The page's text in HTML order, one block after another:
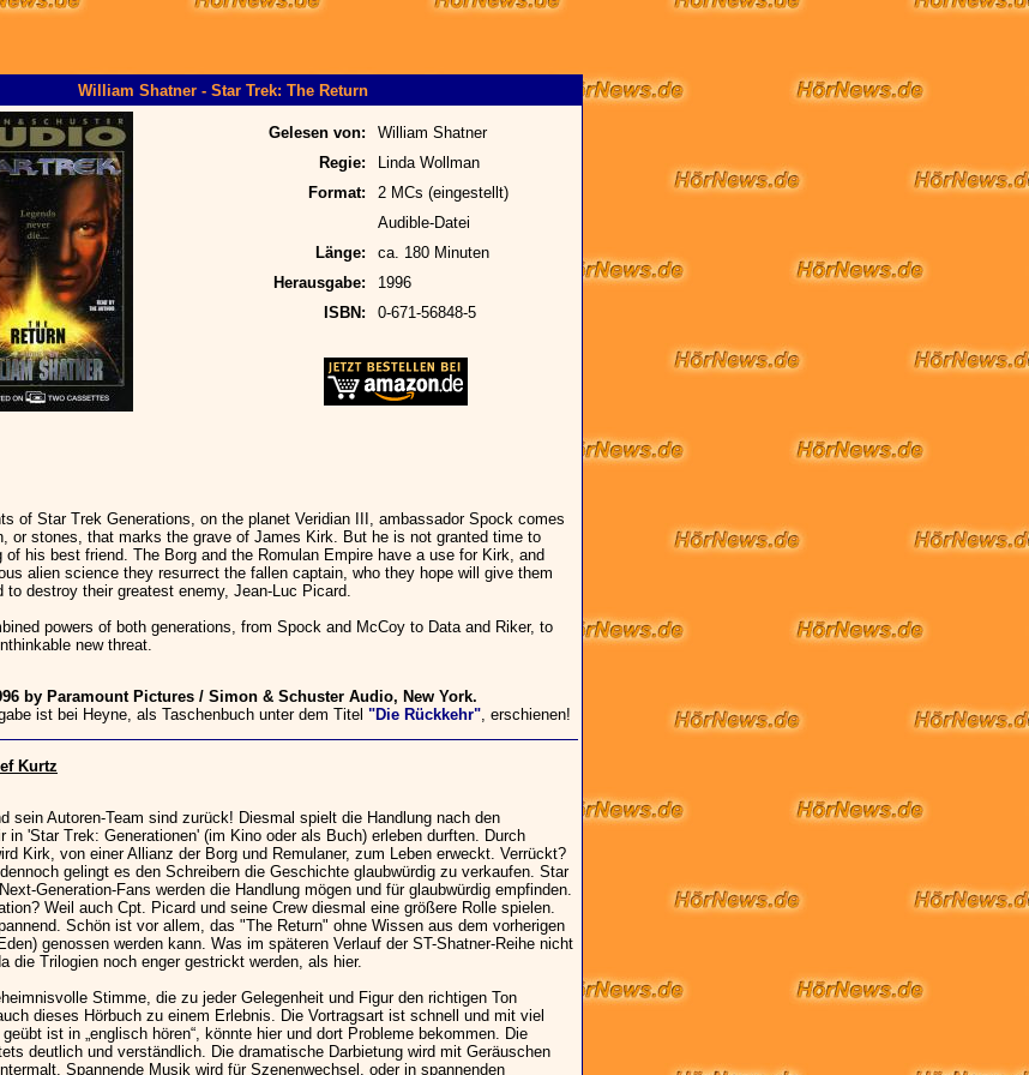
William Shatner - Star Trek: The Return
Gelesen von:
William Shatner
Regie:
Linda Wollman
Format:
2 MCs (eingestellt)
Audible-Datei
Länge:
ca. 180 Minuten
Herausgabe:
1996
ISBN:
0-671-56848-5
of Star Trek Generations, on the planet Veridian III, ambassador Spock comes
or stones, that marks the grave of James Kirk. But he is not granted time to
of his best friend. The Borg and the Romulan Empire have a use for Kirk, and
alien science they resurrect the fallen captain, who they hope will give them
to destroy their greatest enemy, Jean-Luc Picard.
powers of both generations, from Spock and McCoy to Data and Riker, to
new threat.
by Paramount Pictures / Simon & Schuster Audio, New York.
ist bei Heyne, als Taschenbuch unter dem Titel "Die Rückkehr" , erschienen!
Kurtz
sein Autoren-Team sind zurück! Diesmal spielt die Handlung nach den
in 'Star Trek: Generationen' (im Kino oder als Buch) erleben durften. Durch
Kirk, von einer Allianz der Borg und Remulaner, zum Leben erweckt. Verrückt?
gelingt es den Schreibern die Geschichte glaubwürdig zu verkaufen. Star
Generation-Fans werden die Handlung mögen und für glaubwürdig empfinden.
Weil auch Cpt. Picard und seine Crew diesmal eine größere Rolle spielen.
Schön ist vor allem, das "The Return" ohne Wissen aus dem vorherigen
genossen werden kann. Was im späteren Verlauf der ST-Shatner-Reihe nicht
die Trilogien noch enger gestrickt werden, als hier.
Stimme, die zu jeder Gelegenheit und Figur den richtigen Ton
dieses Hörbuch zu einem Erlebnis. Die Vortragsart ist schnell und mit viel
ist in „englisch hören“, könnte hier und dort Probleme bekommen. Die
deutlich und verständlich. Die dramatische Darbietung wird mit Geräuschen
Spannende Musik wird für Szenenwechsel, oder in spannenden